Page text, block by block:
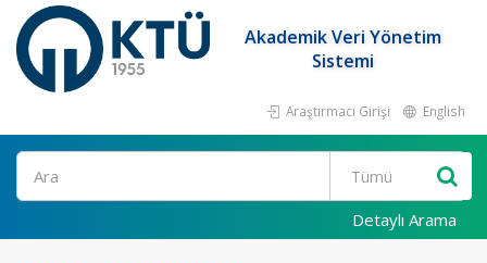
Akademik Veri Yönetim
Sistemi
Araştırmacı Girişi English
Ara
Detaylı Arama